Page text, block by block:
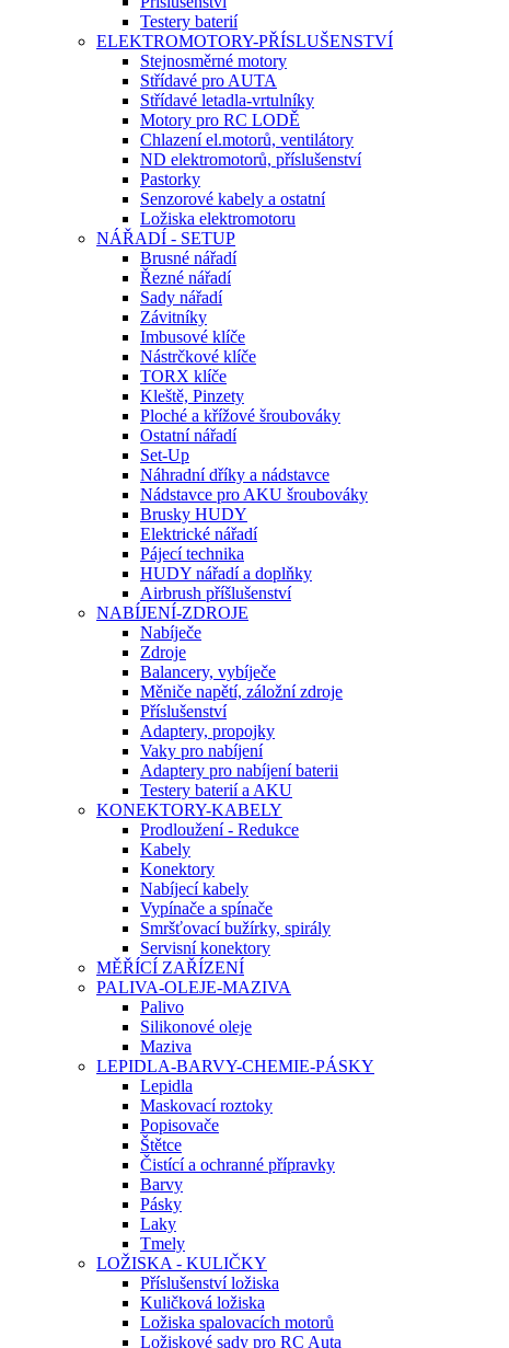
Testery baterií
ELEKTROMOTORY-PŘÍSLUŠENSTVÍ
Stejnosměrné motory
Střídavé pro AUTA
Střídavé letadla-vrtulníky
Motory pro RC LODĚ
Chlazení el.motorů, ventilátory
ND elektromotorů, příslušenství
Pastorky
Senzorové kabely a ostatní
Ložiska elektromotoru
NÁŘADÍ - SETUP
Brusné nářadí
Řezné nářadí
Sady nářadí
Závitníky
Imbusové klíče
Nástrčkové klíče
TORX klíče
Kleště, Pinzety
Ploché a křížové šroubováky
Ostatní nářadí
Set-Up
Náhradní dříky a nádstavce
Nádstavce pro AKU šroubováky
Brusky HUDY
Elektrické nářadí
Pájecí technika
HUDY nářadí a doplňky
Airbrush příšlušenství
NABÍJENÍ-ZDROJE
Nabíječe
Zdroje
Balancery, vybíječe
Měniče napětí, záložní zdroje
Příslušenství
Adaptery, propojky
Vaky pro nabíjení
Adaptery pro nabíjení baterii
Testery baterií a AKU
KONEKTORY-KABELY
Prodloužení - Redukce
Kabely
Konektory
Nabíjecí kabely
Vypínače a spínače
Smršťovací bužírky, spirály
Servisní konektory
MĚŘÍCÍ ZAŘÍZENÍ
PALIVA-OLEJE-MAZIVA
Palivo
Silikonové oleje
Maziva
LEPIDLA-BARVY-CHEMIE-PÁSKY
Lepidla
Maskovací roztoky
Popisovače
Štětce
Čistící a ochranné přípravky
Barvy
Pásky
Laky
Tmely
LOŽISKA - KULIČKY
Příslušenství ložiska
Kuličková ložiska
Ložiska spalovacích motorů
Ložiskové sady pro RC Auta